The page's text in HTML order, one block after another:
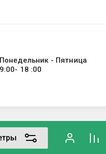
- Пятница
18 :00